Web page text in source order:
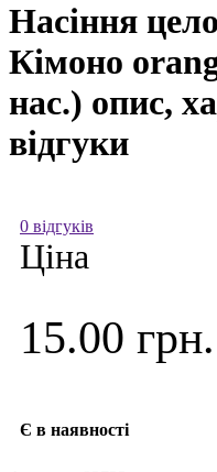
Насіння
Кімоно
нас.) опис,
відгуки
0 відгуків
Ціна
15.00 грн.
Є в наявності